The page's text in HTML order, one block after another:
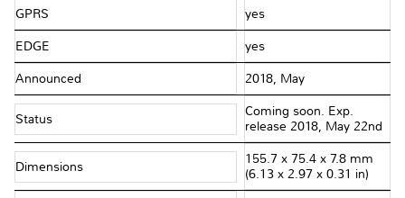
GPRS yes
EDGE yes
Announced 2018, May
Status
Coming soon. Exp.
release 2018, May 22nd
Dimensions
155.7 x 75.4 x 7.8 mm
(6.13 x 2.97 x 0.31 in)